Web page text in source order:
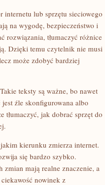
lub sprzętu sieciowego
na wygodę, bezpieczeństwo i
rozwiązania, tłumaczyć różnice
Dzięki temu czytelnik nie musi
może zdobyć bardziej
teksty są ważne, bo nawet
jest źle skonfigurowana albo
tłumaczyć, jak dobrać sprzęt do
kierunku zmierza internet.
się bardzo szybko.
mają realne znaczenie, a
nowinek z